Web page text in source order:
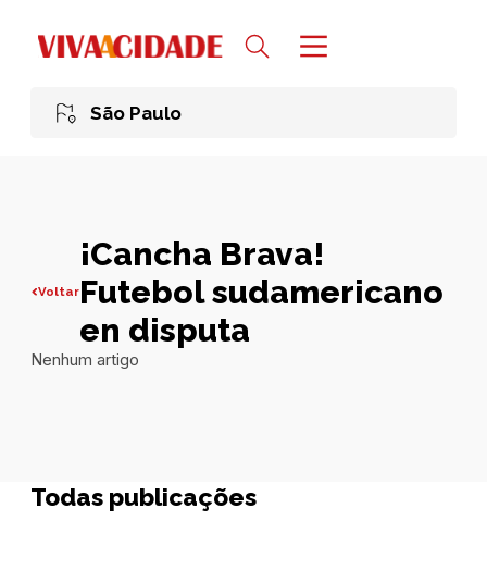
São Paulo
Voltar
¡Cancha Brava!
Futebol sudamericano
en disputa
Nenhum artigo
Todas publicações